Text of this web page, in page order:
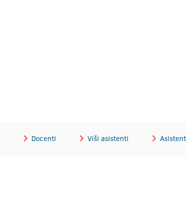
Docenti Viši asistenti